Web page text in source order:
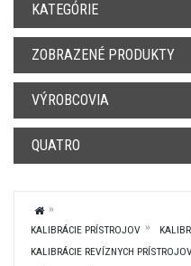
KATEGÓRIE
ZOBRAZENÉ PRODUKTY
VÝROBCOVIA
QUATRO
KALIBRÁCIE PRÍSTROJOV
KALIBRÁCIE REVÍZNYCH